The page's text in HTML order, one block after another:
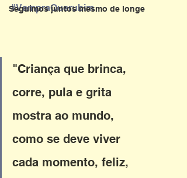
Seguimos juntos mesmo de longe
#VempraQuerubim
"Criança que brinca,
corre, pula e grita
mostra ao mundo,
como se deve viver
cada momento, feliz,